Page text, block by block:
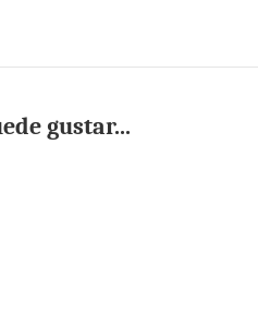
gustar...